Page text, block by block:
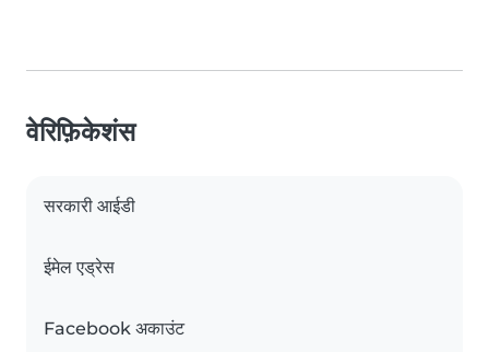
वेरिफ़िकेशंस
सरकारी आईडी
ईमेल एड्रेस
Facebook अकाउंट